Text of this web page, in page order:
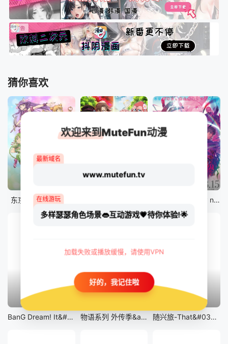
猜你喜欢
东京猫猫 NEW～♡ 剧场版 Fate/stay night [Heaven&#039;s Feel] III.spring song
BanG Dream! It&#039;s MyGO!!!!! 物语系列 外传季&amp;怪物季 随兴旅-That&#039;s Journey-
欢迎来到MuteFun动漫
最新域名
www.mutefun.tv
在线游玩
多样瑟瑟角色场景👄互动游戏💗待你体验!🌟
加载失败或播放缓慢，请使用VPN
好的，我记住啦